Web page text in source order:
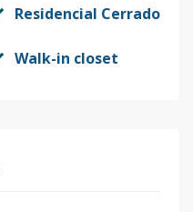
Residencial Cerrado
Walk-in closet